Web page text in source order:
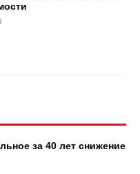
за 40 лет снижение